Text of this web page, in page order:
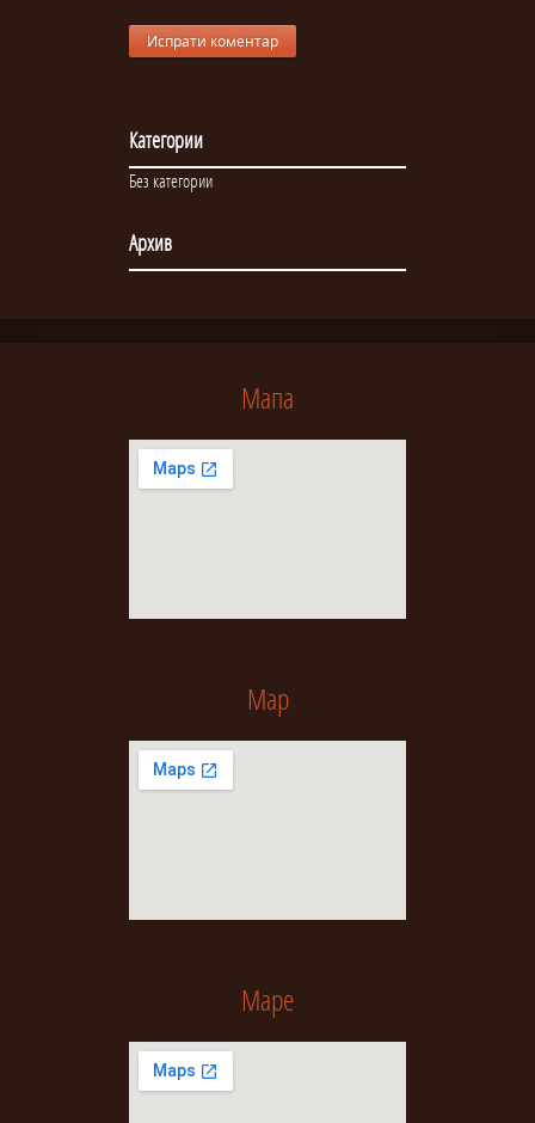
Категории
Без категории
Архив
Мапа
Map
Mape